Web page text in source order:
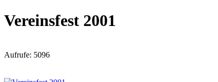
Vereinsfest 2001
Aufrufe: 5096